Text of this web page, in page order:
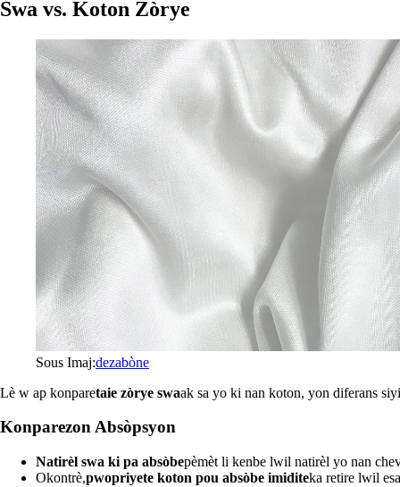
Swa vs. Koton Zòrye
Sous Imaj:dezabòne
Lè w ap konparetaie zòrye swaak sa yo ki nan koton, yon diferans
Konparezon Absòpsyon
Natirèl swa ki pa absòbepèmèt li kenbe lwil natirèl yo nan
Okontrè,pwopriyete koton pou absòbe imiditeka retire lwil